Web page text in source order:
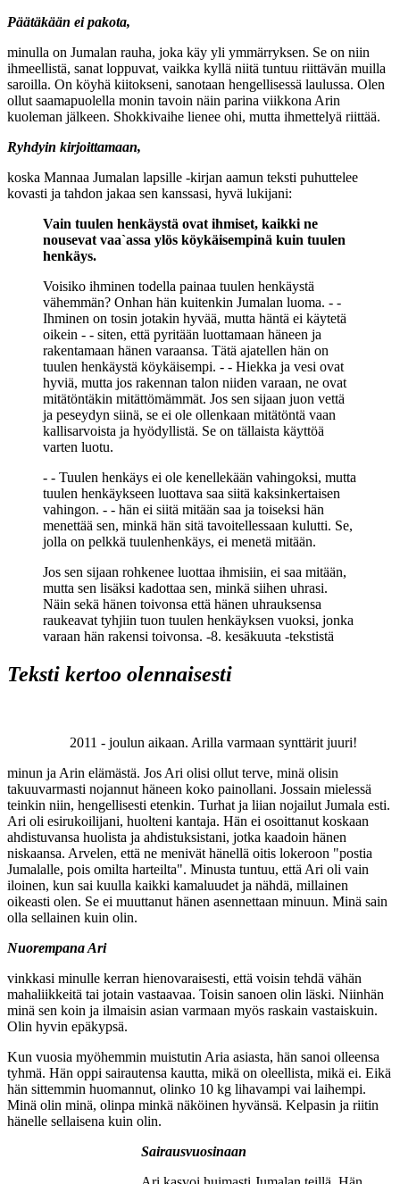
Päätäkään ei pakota,
minulla on Jumalan rauha, joka käy yli ymmärryksen. Se on niin
ihmeellistä, sanat loppuvat, vaikka kyllä niitä tuntuu riittävän muilla
saroilla. On köyhä kiitokseni, sanotaan hengellisessä laulussa. Olen
ollut saamapuolella monin tavoin näin parina viikkona Arin
kuoleman jälkeen. Shokkivaihe lienee ohi, mutta ihmettelyä riittää.
Ryhdyin kirjoittamaan,
koska Mannaa Jumalan lapsille -kirjan aamun teksti puhuttelee
kovasti ja tahdon jakaa sen kanssasi, hyvä lukijani:
Vain tuulen henkäystä ovat ihmiset, kaikki ne
nousevat vaa`assa ylös köykäisempinä kuin tuulen
henkäys.
Voisiko ihminen todella painaa tuulen henkäystä
vähemmän? Onhan hän kuitenkin Jumalan luoma. - -
Ihminen on tosin jotakin hyvää, mutta häntä ei käytetä
oikein - - siten, että pyritään luottamaan häneen ja
rakentamaan hänen varaansa. Tätä ajatellen hän on
tuulen henkäystä köykäisempi. - - Hiekka ja vesi ovat
hyviä, mutta jos rakennan talon niiden varaan, ne ovat
mitätöntäkin mitättömämmät. Jos sen sijaan juon vettä
ja peseydyn siinä, se ei ole ollenkaan mitätöntä vaan
kallisarvoista ja hyödyllistä. Se on tällaista käyttöä
varten luotu.
- - Tuulen henkäys ei ole kenellekään vahingoksi, mutta
tuulen henkäykseen luottava saa siitä kaksinkertaisen
vahingon. - - hän ei siitä mitään saa ja toiseksi hän
menettää sen, minkä hän sitä tavoitellessaan kulutti. Se,
jolla on pelkkä tuulenhenkäys, ei menetä mitään.
Jos sen sijaan rohkenee luottaa ihmisiin, ei saa mitään,
mutta sen lisäksi kadottaa sen, minkä siihen uhrasi.
Näin sekä hänen toivonsa että hänen uhrauksensa
raukeavat tyhjiin tuon tuulen henkäyksen vuoksi, jonka
varaan hän rakensi toivonsa. -8. kesäkuuta -tekstistä
Teksti kertoo olennaisesti
2011 - joulun aikaan. Arilla varmaan synttärit juuri!
minun ja Arin elämästä. Jos Ari olisi ollut terve, minä olisin
takuuvarmasti nojannut häneen koko painollani. Jossain mielessä
teinkin niin, hengellisesti etenkin. Turhat ja liian nojailut Jumala esti.
Ari oli esirukoilijani, huolteni kantaja. Hän ei osoittanut koskaan
ahdistuvansa huolista ja ahdistuksistani, jotka kaadoin hänen
niskaansa. Arvelen, että ne menivät hänellä oitis lokeroon "postia
Jumalalle, pois omilta harteilta". Minusta tuntuu, että Ari oli vain
iloinen, kun sai kuulla kaikki kamaluudet ja nähdä, millainen
oikeasti olen. Se ei muuttanut hänen asennettaan minuun. Minä sain
olla sellainen kuin olin.
Nuorempana Ari
vinkkasi minulle kerran hienovaraisesti, että voisin tehdä vähän
mahaliikkeitä tai jotain vastaavaa. Toisin sanoen olin läski. Niinhän
minä sen koin ja ilmaisin asian varmaan myös raskain vastaiskuin.
Olin hyvin epäkypsä.
Kun vuosia myöhemmin muistutin Aria asiasta, hän sanoi olleensa
tyhmä. Hän oppi sairautensa kautta, mikä on oleellista, mikä ei. Eikä
hän sittemmin huomannut, olinko 10 kg lihavampi vai laihempi.
Minä olin minä, olinpa minkä näköinen hyvänsä. Kelpasin ja riitin
hänelle sellaisena kuin olin.
Sairausvuosinaan